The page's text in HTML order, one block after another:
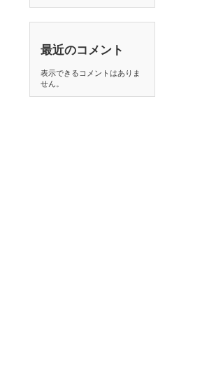
最近のコメント
表示できるコメントはありま
せん。